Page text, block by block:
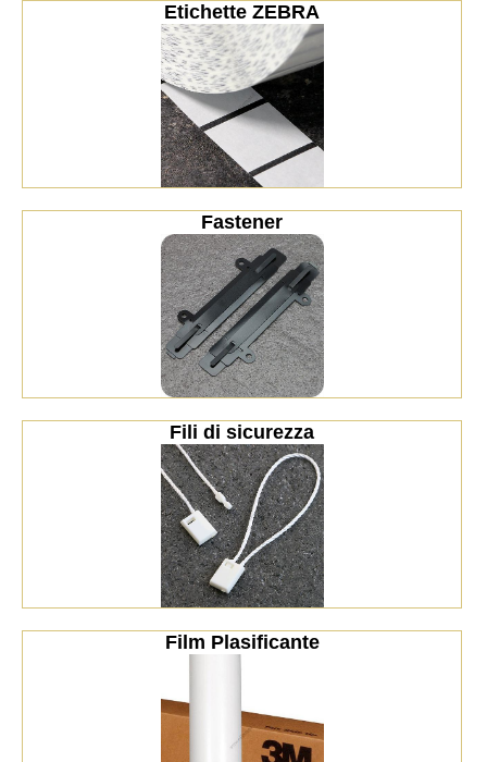
Etichette ZEBRA
Fastener
Fili di sicurezza
Film Plasificante